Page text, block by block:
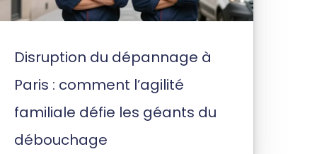
Disruption du dépannage à
Paris : comment l’agilité
familiale défie les géants du
débouchage